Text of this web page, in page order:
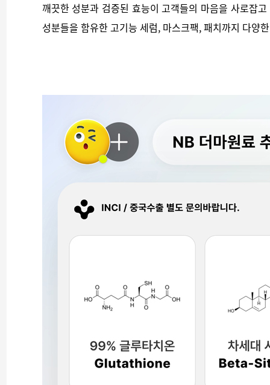
깨끗한 성분과 검증된 효능이 고객들의 마음을 사로잡
성분들을 함유한 고기능 세럼, 마스크팩, 패치까지 다양